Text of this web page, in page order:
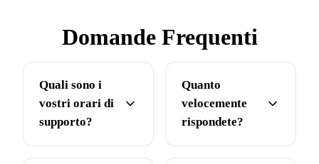
Domande Frequenti
Quali sono i
vostri orari di
supporto?
Quanto
velocemente
rispondete?